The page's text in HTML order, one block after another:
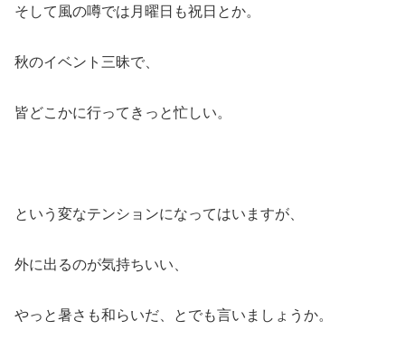
そして風の噂では月曜日も祝日とか。
秋のイベント三昧で、
皆どこかに行ってきっと忙しい。
という変なテンションになってはいますが、
外に出るのが気持ちいい、
やっと暑さも和らいだ、とでも言いましょうか。